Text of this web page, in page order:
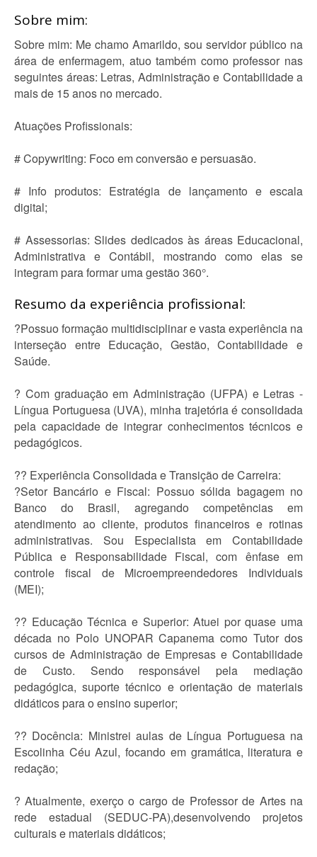
Sobre mim:
Sobre mim: Me chamo Amarildo, sou servidor público na
área de enfermagem, atuo também como professor nas
seguintes áreas: Letras, Administração e Contabilidade a
mais de 15 anos no mercado.
Atuações Profissionais:
# Copywriting: Foco em conversão e persuasão.
# Info produtos: Estratégia de lançamento e escala
digital;
# Assessorias: Slides dedicados às áreas Educacional,
Administrativa e Contábil, mostrando como elas se
integram para formar uma gestão 360°.
Resumo da experiência profissional:
?Possuo formação multidisciplinar e vasta experiência na
interseção entre Educação, Gestão, Contabilidade e
Saúde.
? Com graduação em Administração (UFPA) e Letras -
Língua Portuguesa (UVA), minha trajetória é consolidada
pela capacidade de integrar conhecimentos técnicos e
pedagógicos.
?? Experiência Consolidada e Transição de Carreira:
?Setor Bancário e Fiscal: Possuo sólida bagagem no
Banco do Brasil, agregando competências em
atendimento ao cliente, produtos financeiros e rotinas
administrativas. Sou Especialista em Contabilidade
Pública e Responsabilidade Fiscal, com ênfase em
controle fiscal de Microempreendedores Individuais
(MEI);
?? Educação Técnica e Superior: Atuei por quase uma
década no Polo UNOPAR Capanema como Tutor dos
cursos de Administração de Empresas e Contabilidade
de Custo. Sendo responsável pela mediação
pedagógica, suporte técnico e orientação de materiais
didáticos para o ensino superior;
?? Docência: Ministrei aulas de Língua Portuguesa na
Escolinha Céu Azul, focando em gramática, literatura e
redação;
? Atualmente, exerço o cargo de Professor de Artes na
rede estadual (SEDUC-PA),desenvolvendo projetos
culturais e materiais didáticos;